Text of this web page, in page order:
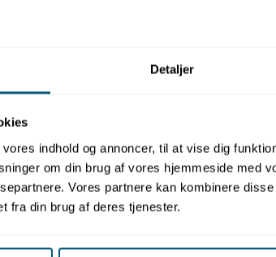
Detaljer
indhold og annoncer, til at vise dig
om din brug af vores hjemmeside med
Vores partnere kan kombinere
fra din brug af deres tjenester.